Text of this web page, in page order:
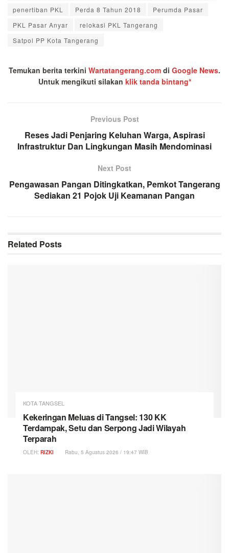
penertiban PKL
Perda 8 Tahun 2018
Perumda Pasar
PKL Pasar Anyar
relokasi PKL Tangerang
Satpol PP Kota Tangerang
Temukan berita terkini Wartatangerang.com di Google News.
Untuk mengikuti silakan klik tanda bintang*
Previous Post
Reses Jadi Penjaring Keluhan Warga, Aspirasi
Infrastruktur Dan Lingkungan Masih Mendominasi
Next Post
Pengawasan Pangan Ditingkatkan, Pemkot Tangerang
Sediakan 21 Pojok Uji Keamanan Pangan
Related Posts
KOTA TANGSEL
Kekeringan Meluas di Tangsel: 130 KK
Terdampak, Setu dan Serpong Jadi Wilayah
Terparah
OLEH: RIZKI Rabu, 5 Agustus 2026 / 19:47 WIB